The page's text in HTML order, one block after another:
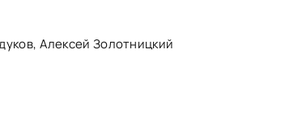
Алексей Золотницкий